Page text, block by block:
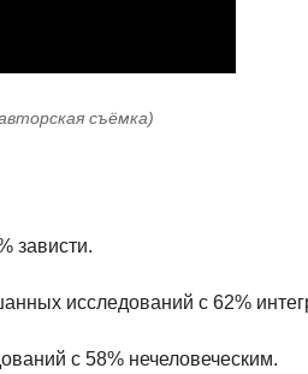
съёмка)
зависти.
исследований с 62%
с 58% нечеловеческим.